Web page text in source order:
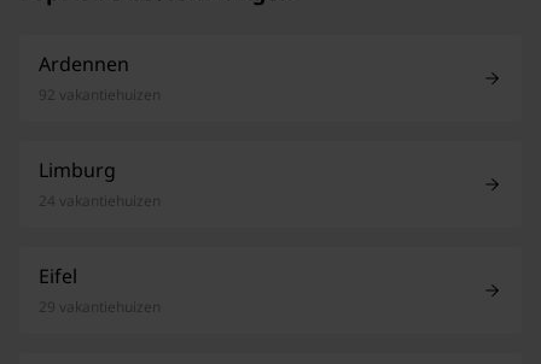
Ardennen
92 vakantiehuizen
Limburg
24 vakantiehuizen
Eifel
29 vakantiehuizen